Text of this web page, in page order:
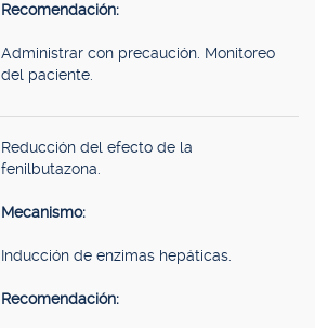
Recomendación:
Administrar con precaución. Monitoreo
del paciente.
Reducción del efecto de la
fenilbutazona.
Mecanismo:
Inducción de enzimas hepáticas.
Recomendación: